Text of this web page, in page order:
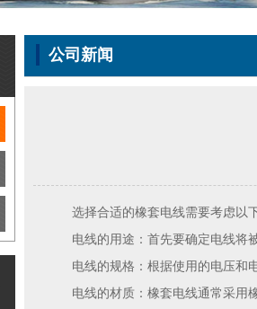
公司新闻
选择合适的橡套电线需要考虑以
电线的用途：首先要确定电线将
电线的规格：根据使用的电压和
电线的材质：橡套电线通常采用